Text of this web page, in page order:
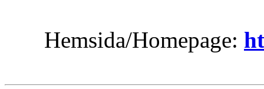
Hemsida/Homepage: